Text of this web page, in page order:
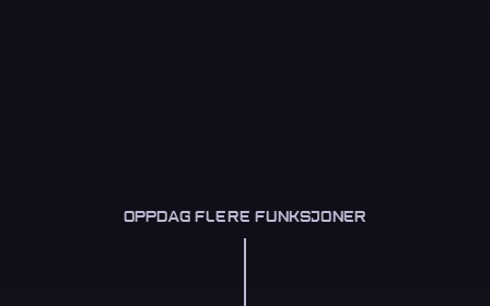
OPPDAG FLERE FUNKSJONER